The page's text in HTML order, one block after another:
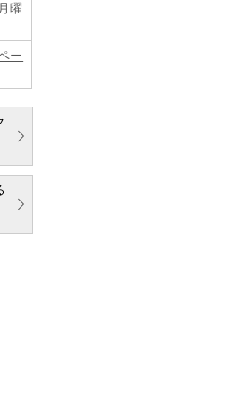
曜
ー